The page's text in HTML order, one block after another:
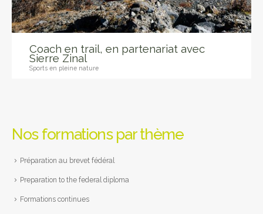
Coach en trail, en partenariat avec
Sierre Zinal
Sports en pleine nature
Nos formations par thème
Préparation au brevet fédéral
Preparation to the federal diploma
Formations continues